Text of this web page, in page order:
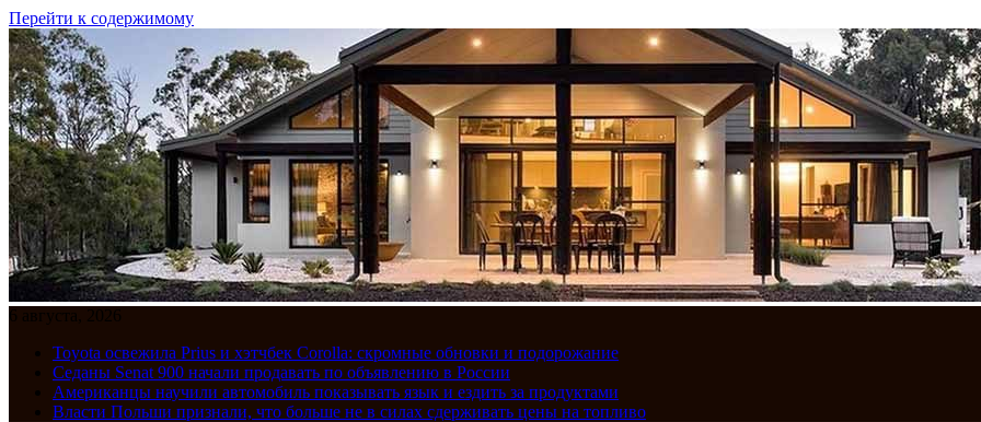
Перейти к содержимому
6 августа, 2026
Toyota освежила Prius и хэтчбек Corolla: скромные обновки и подорожание
Седаны Senat 900 начали продавать по объявлению в России
Американцы научили автомобиль показывать язык и ездить за продуктами
Власти Польши признали, что больше не в силах сдерживать цены на топливо